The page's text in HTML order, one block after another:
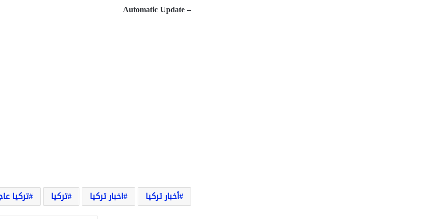
– Automatic Update
أخبار تركيا اخبار تركيا تركيا تركيا